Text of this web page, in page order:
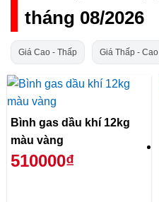
tháng 08/2026
Giá Cao - Thấp Giá Thấp - Cao
Bình gas dầu khí 12kg
màu vàng
510000₫